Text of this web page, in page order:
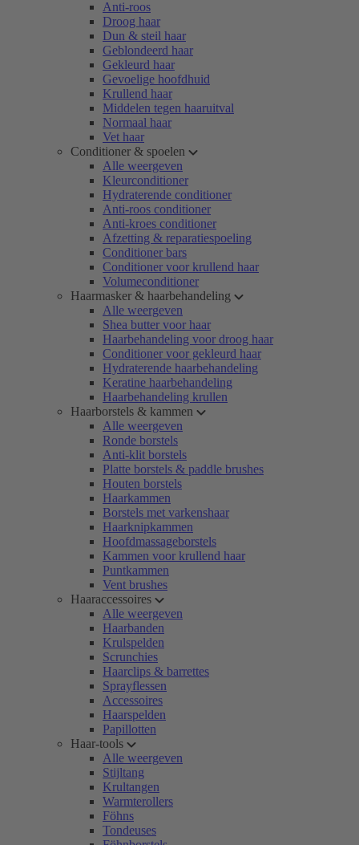
Anti-roos
Droog haar
Dun & steil haar
Geblondeerd haar
Gekleurd haar
Gevoelige hoofdhuid
Krullend haar
Middelen tegen haaruitval
Normaal haar
Vet haar
Conditioner & spoelen
Alle weergeven
Kleurconditioner
Hydraterende conditioner
Anti-roos conditioner
Anti-kroes conditioner
Afzetting & reparatiespoeling
Conditioner bars
Conditioner voor krullend haar
Volumeconditioner
Haarmasker & haarbehandeling
Alle weergeven
Shea butter voor haar
Haarbehandeling voor droog haar
Conditioner voor gekleurd haar
Hydraterende haarbehandeling
Keratine haarbehandeling
Haarbehandeling krullen
Haarborstels & kammen
Alle weergeven
Ronde borstels
Anti-klit borstels
Platte borstels & paddle brushes
Houten borstels
Haarkammen
Borstels met varkenshaar
Haarknipkammen
Hoofdmassageborstels
Kammen voor krullend haar
Puntkammen
Vent brushes
Haaraccessoires
Alle weergeven
Haarbanden
Krulspelden
Scrunchies
Haarclips & barrettes
Sprayflessen
Accessoires
Haarspelden
Papillotten
Haar-tools
Alle weergeven
Stijltang
Krultangen
Warmterollers
Föhns
Tondeuses